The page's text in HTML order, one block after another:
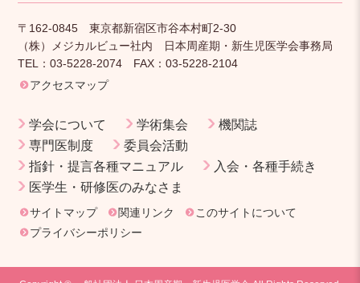
〒162-0845 東京都新宿区市谷本村町2-30
（株）メジカルビュー社内 日本周産期・新生児医学会事務局
TEL：03-5228-2074 FAX：03-5228-2104
アクセスマップ
学会について 学術集会
機関誌
専門医制度
委員会活動
指針・提言各種マニュアル
入会・各種手続き
医学生・研修医のみなさま
サイトマップ 関連リンク
このサイトについて
プライバシーポリシー